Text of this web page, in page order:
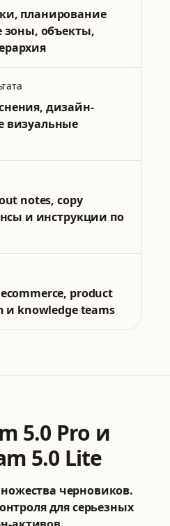
планирование
зоны, объекты,
дизайн-
визуальные
notes, copy
и инструкции по
product
и knowledge teams
5.0 Pro и
5.0 Lite
черновиков.
для серьезных